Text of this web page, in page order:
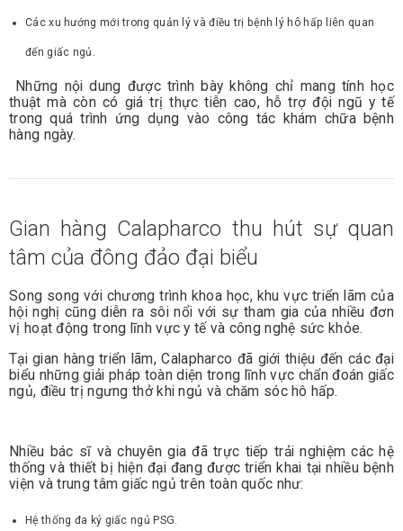
Các xu hướng mới trong quản lý và điều trị bệnh lý hô hấp liên quan
đến giấc ngủ.
Những nội dung được trình bày không chỉ mang tính học
thuật mà còn có giá trị thực tiễn cao, hỗ trợ đội ngũ y tế
trong quá trình ứng dụng vào công tác khám chữa bệnh
hàng ngày.
Gian hàng Calapharco thu hút sự quan
tâm của đông đảo đại biểu
Song song với chương trình khoa học, khu vực triển lãm của
hội nghị cũng diễn ra sôi nổi với sự tham gia của nhiều đơn
vị hoạt động trong lĩnh vực y tế và công nghệ sức khỏe.
Tại gian hàng triển lãm, Calapharco đã giới thiệu đến các đại
biểu những giải pháp toàn diện trong lĩnh vực chẩn đoán giấc
ngủ, điều trị ngưng thở khi ngủ và chăm sóc hô hấp.
Nhiều bác sĩ và chuyên gia đã trực tiếp trải nghiệm các hệ
thống và thiết bị hiện đại đang được triển khai tại nhiều bệnh
viện và trung tâm giấc ngủ trên toàn quốc như:
Hệ thống đa ký giấc ngủ PSG.